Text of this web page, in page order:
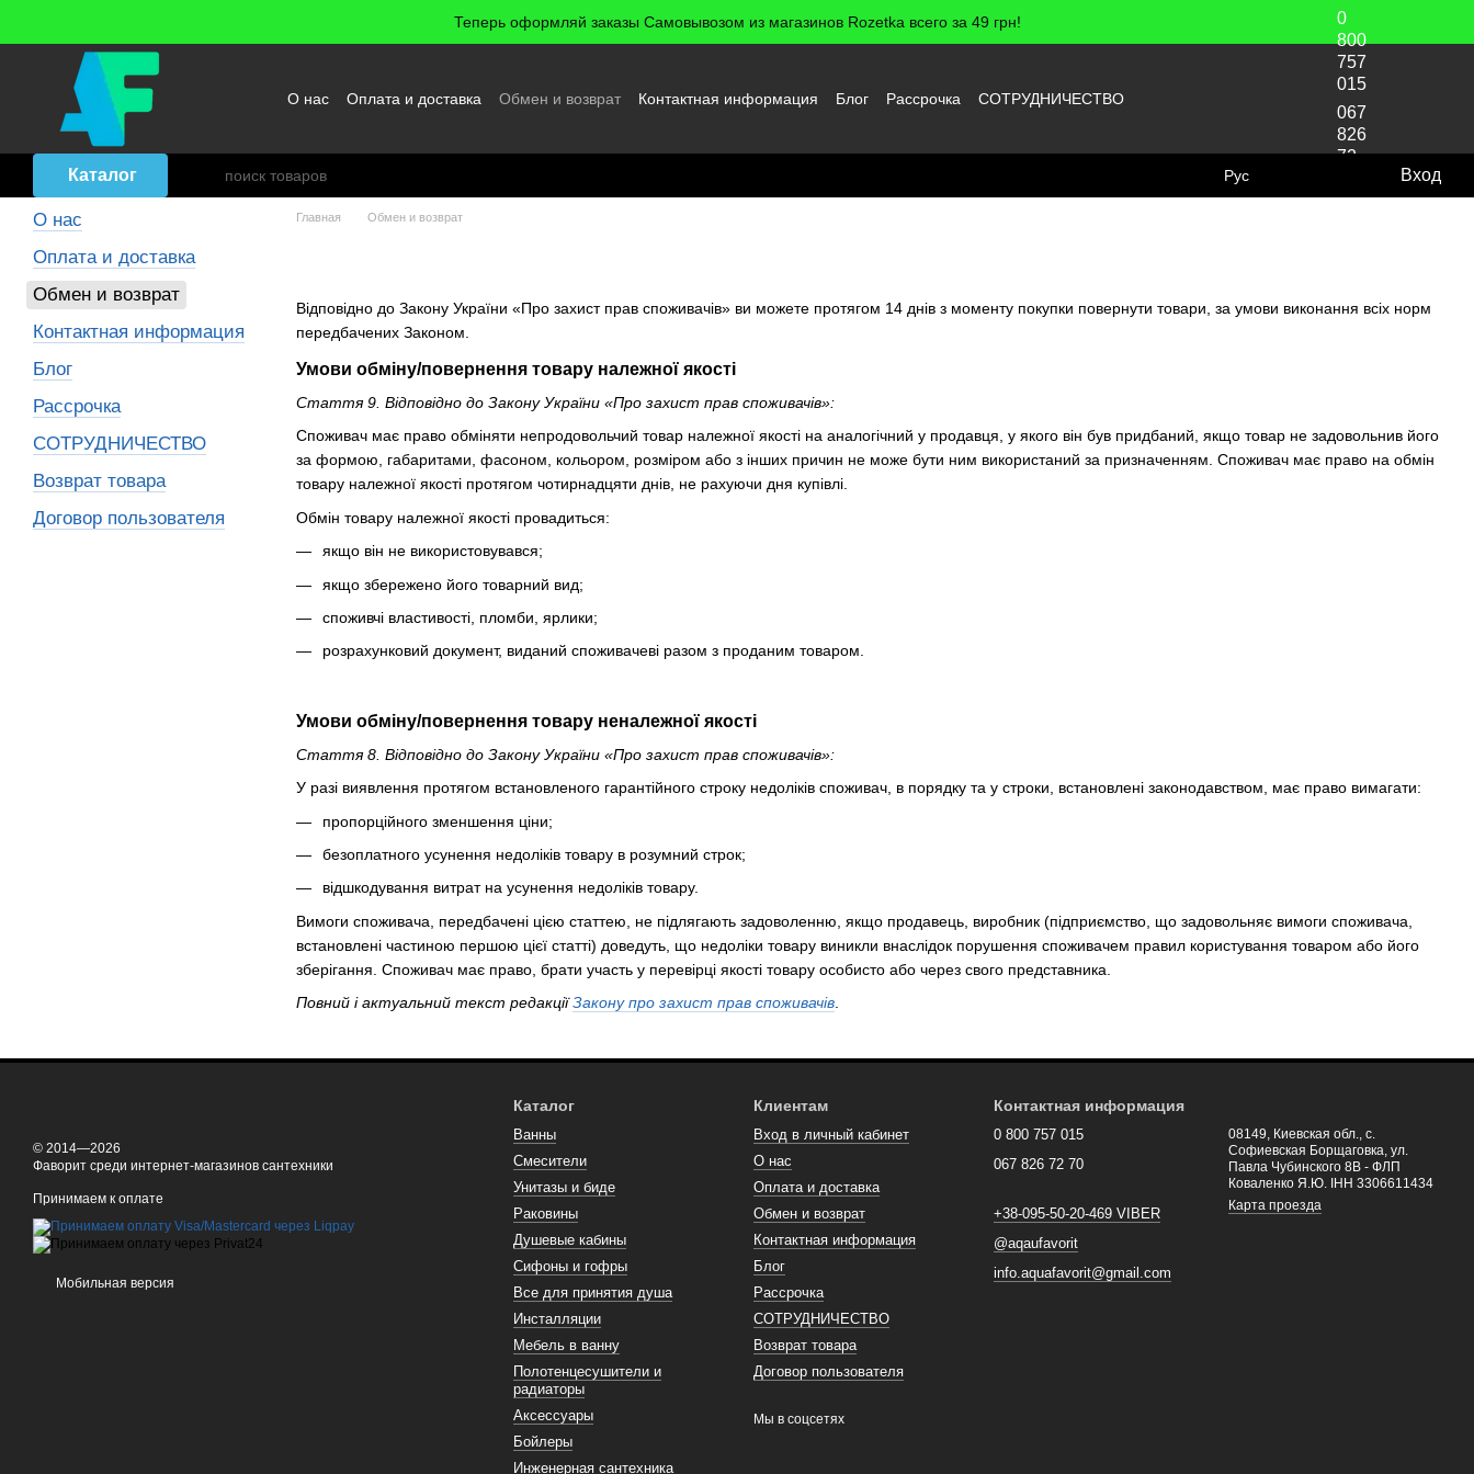
Теперь оформляй заказы Самовывозом из магазинов Rozetka всего за 49 грн!
О нас Оплата и доставка Обмен и возврат Контактная информация Блог Рассрочка
СОТРУДНИЧЕСТВО
0
800
757
015
067
826
72
Каталог Рус Вход
Главная Обмен и возврат
Відповідно до Закону України «Про захист прав споживачів» ви можете протягом 14 днів з моменту покупки повернути товари, за умови виконання всіх норм
передбачених Законом.
Умови обміну/повернення товару належної якості
Стаття 9. Відповідно до Закону України «Про захист прав споживачів»:
Споживач має право обміняти непродовольчий товар належної якості на аналогічний у продавця, у якого він був придбаний, якщо товар не задовольнив його
за формою, габаритами, фасоном, кольором, розміром або з інших причин не може бути ним використаний за призначенням. Споживач має право на обмін
товару належної якості протягом чотирнадцяти днів, не рахуючи дня купівлі.
Обмін товару належної якості провадиться:
якщо він не використовувався;
якщо збережено його товарний вид;
споживчі властивості, пломби, ярлики;
розрахунковий документ, виданий споживачеві разом з проданим товаром.
Умови обміну/повернення товару неналежної якості
Стаття 8. Відповідно до Закону України «Про захист прав споживачів»:
У разі виявлення протягом встановленого гарантійного строку недоліків споживач, в порядку та у строки, встановлені законодавством, має право вимагати:
пропорційного зменшення ціни;
безоплатного усунення недоліків товару в розумний строк;
відшкодування витрат на усунення недоліків товару.
Вимоги споживача, передбачені цією статтею, не підлягають задоволенню, якщо продавець, виробник (підприємство, що задовольняє вимоги споживача,
встановлені частиною першою цієї статті) доведуть, що недоліки товару виникли внаслідок порушення споживачем правил користування товаром або його
зберігання. Споживач має право, брати участь у перевірці якості товару особисто або через свого представника.
Повний і актуальний текст редакціїЗакону про захист прав споживачів
О нас
Оплата и доставка
Обмен и возврат
Контактная информация
Блог
Рассрочка
СОТРУДНИЧЕСТВО
Возврат товара
Договор пользователя
© 2014—2026
Фаворит среди интернет-магазинов сантехники
Принимаем к оплате
Мобильная версия
Каталог
Ванны
Смесители
Унитазы и биде
Раковины
Душевые кабины
Сифоны и гофры
Все для принятия душа
Инсталляции
Мебель в ванну
Полотенцесушители и
радиаторы
Аксессуары
Бойлеры
Инженерная сантехника
Клиентам
Вход в личный кабинет
О нас
Оплата и доставка
Обмен и возврат
Контактная информация
Блог
Рассрочка
СОТРУДНИЧЕСТВО
Возврат товара
Договор пользователя
Мы в соцсетях
Контактная информация
0 800 757 015
067 826 72 70
+38-095-50-20-469 VIBER
@aqaufavorit
info.aquafavorit@gmail.com
08149, Киевская обл., с.
Софиевская Борщаговка, ул.
Павла Чубинского 8В - ФЛП
Коваленко Я.Ю. ІНН 3306611434
Карта проезда